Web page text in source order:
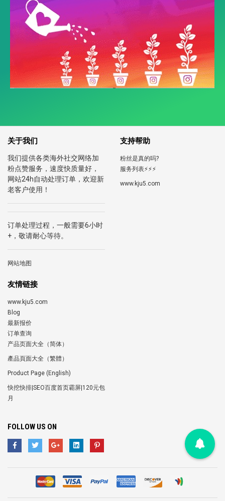
关于我们
我们提供各类海外社交网络加
粉点赞服务，速度快质量好，
网站24h自动处理订单，欢迎新
老客户使用！
订单处理过程，一般需要6小时
+，敬请耐心等待。
网站地图
支持帮助
粉丝是真的吗?
服务列表⚡️⚡️⚡️
www.kju5.com
友情链接
www.kju5.com
Blog
最新报价
订单查询
产品页面大全（简体）
產品頁面大全（繁體）
Product Page (English)
快挖快排|SEO百度首页霸屏|120元包
月
FOLLOW US ON